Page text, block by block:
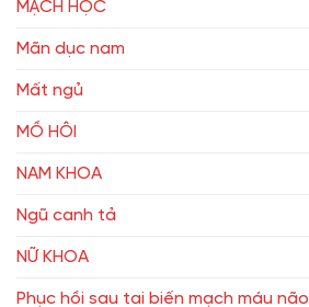
MẠCH HỌC
Mãn dục nam
Mất ngủ
MỒ HÔI
NAM KHOA
Ngũ canh tả
NỮ KHOA
Phục hồi sau tai biến mạch máu não